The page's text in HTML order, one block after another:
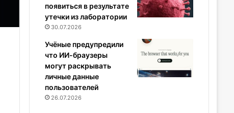
появиться в результате
утечки из лаборатории
30.07.2026
Учёные предупредили
что ИИ-браузеры
могут раскрывать
личные данные
пользователей
26.07.2026